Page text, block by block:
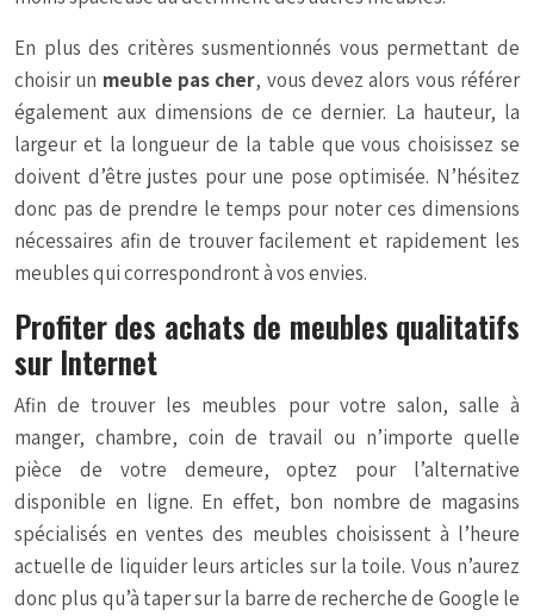
En plus des critères susmentionnés vous permettant de
choisir un meuble pas cher, vous devez alors vous référer
également aux dimensions de ce dernier. La hauteur, la
largeur et la longueur de la table que vous choisissez se
doivent d’être justes pour une pose optimisée. N’hésitez
donc pas de prendre le temps pour noter ces dimensions
nécessaires afin de trouver facilement et rapidement les
meubles qui correspondront à vos envies.
Profiter des achats de meubles qualitatifs
sur Internet
Afin de trouver les meubles pour votre salon, salle à
manger, chambre, coin de travail ou n’importe quelle
pièce de votre demeure, optez pour l’alternative
disponible en ligne. En effet, bon nombre de magasins
spécialisés en ventes des meubles choisissent à l’heure
actuelle de liquider leurs articles sur la toile. Vous n’aurez
donc plus qu’à taper sur la barre de recherche de Google le